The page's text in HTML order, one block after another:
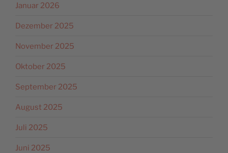
Januar 2026
Dezember 2025
November 2025
Oktober 2025
September 2025
August 2025
Juli 2025
Juni 2025